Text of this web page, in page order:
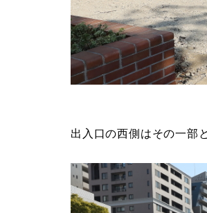
出入口の西側はその一部